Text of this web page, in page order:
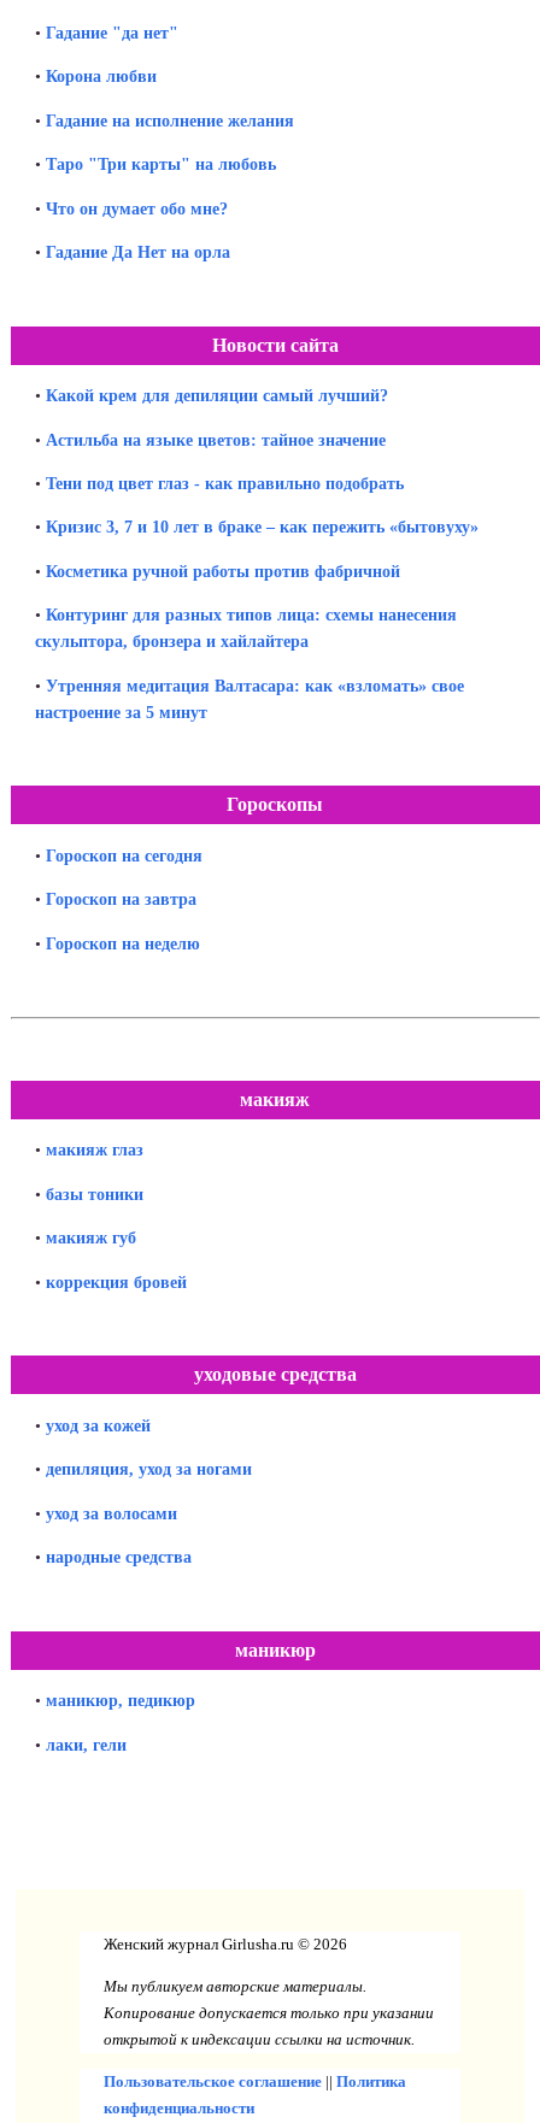
• Гадание "да нет"
• Корона любви
• Гадание на исполнение желания
• Таро "Три карты" на любовь
• Что он думает обо мне?
• Гадание Да Нет на орла
Новости сайта
• Какой крем для депиляции самый лучший?
• Астильба на языке цветов: тайное значение
• Тени под цвет глаз - как правильно подобрать
• Кризис 3, 7 и 10 лет в браке – как пережить «бытовуху»
• Косметика ручной работы против фабричной
• Контуринг для разных типов лица: схемы нанесения
скульптора, бронзера и хайлайтера
• Утренняя медитация Валтасара: как «взломать» свое
настроение за 5 минут
Гороскопы
• Гороскоп на сегодня
• Гороскоп на завтра
• Гороскоп на неделю
макияж
• макияж глаз
• базы тоники
• макияж губ
• коррекция бровей
уходовые средства
• уход за кожей
• депиляция, уход за ногами
• уход за волосами
• народные средства
маникюр
• маникюр, педикюр
• лаки, гели
Женский журнал Girlusha.ru © 2026
Мы публикуем авторские материалы.
Копирование допускается только при указании
открытой к индексации ссылки на источник.
Пользовательское соглашение|| Политика
конфиденциальности